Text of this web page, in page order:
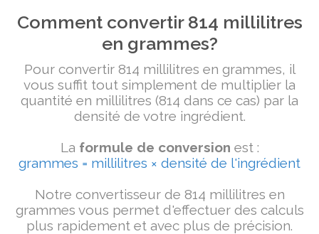
Comment convertir 814 millilitres
en grammes?
Pour convertir 814 millilitres en grammes, il
vous suffit tout simplement de multiplier la
quantité en millilitres (814 dans ce cas) par la
densité de votre ingrédient.
La formule de conversion est :
grammes = millilitres × densité de l'ingrédient
Notre convertisseur de 814 millilitres en
grammes vous permet d'effectuer des calculs
plus rapidement et avec plus de précision.